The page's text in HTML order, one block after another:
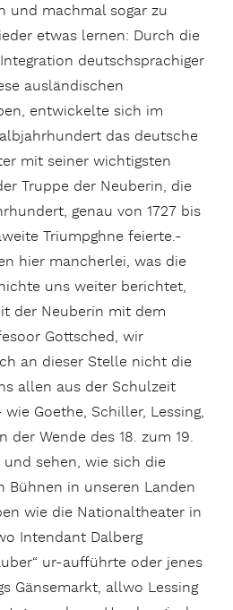
und machmal sogar zu
etwas lernen: Durch die
deutschsprachiger
ausländischen
entwickelte sich im
das deutsche
mit seiner wichtigsten
Truppe der Neuberin, die
genau von 1727 bis
Triumpghne feierte.-
hier mancherlei, was die
uns weiter berichtet,
der Neuberin mit dem
Gottsched, wir
an dieser Stelle nicht die
allen aus der Schulzeit
Goethe, Schiller, Lessing,
der Wende des 18. zum 19.
sehen, wie sich die
Bühnen in unseren Landen
wie die Nationaltheater in
Intendant Dalberg
ur-aufführte oder jenes
Gänsemarkt, allwo Lessing